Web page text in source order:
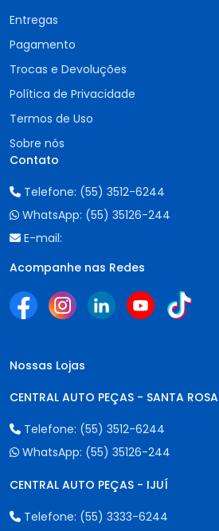
Entregas
Pagamento
Trocas e Devoluções
Política de Privacidade
Termos de Uso
Sobre nós
Contato
Telefone: (55) 3512-6244
WhatsApp: (55) 35126-244
E-mail:
Acompanhe nas Redes
Nossas Lojas
CENTRAL AUTO PEÇAS - SANTA ROSA
Telefone: (55) 3512-6244
WhatsApp: (55) 35126-244
CENTRAL AUTO PEÇAS - IJUÍ
Telefone: (55) 3333-6244